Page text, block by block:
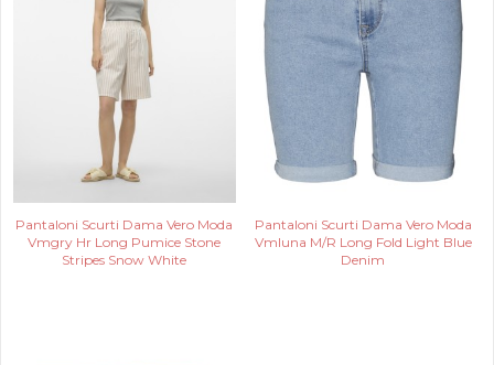
Pantaloni Scurti Dama Vero Moda
Vmgry Hr Long Pumice Stone
Stripes Snow White
Pantaloni Scurti Dama Vero Moda
Vmluna M/R Long Fold Light Blue
Denim